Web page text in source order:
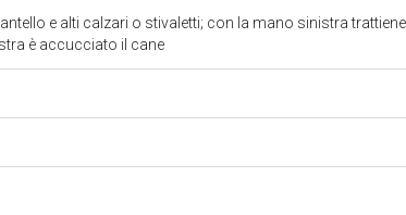
e alti calzari o stivaletti; con la mano sinistra
è accucciato il cane